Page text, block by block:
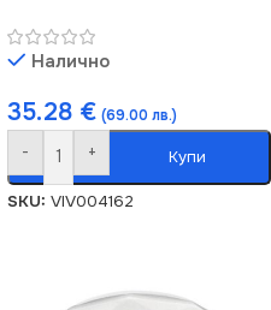
Налично
35.28 € (69.00 лв.)
- + Купи
SKU: VIV004162